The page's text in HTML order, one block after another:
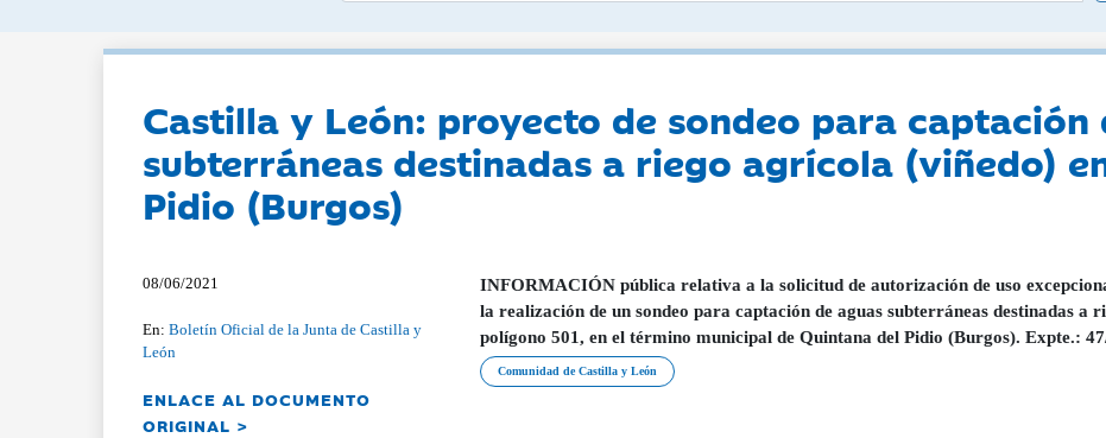
Castilla y León: proyecto de sondeo para captación
subterráneas destinadas a riego agrícola (viñedo)
Pidio (Burgos)
08/06/2021
En:Boletín Oficial de la Junta de Castilla y
León
ENLACE AL DOCUMENTO
ORIGINAL >
INFORMACIÓN pública relativa a la solicitud de autorización de uso
la realización de un sondeo para captación de aguas subterráneas destinadas a
polígono 501, en el término municipal de Quintana del Pidio (Burgos). Expte.:
Comunidad de Castilla y León